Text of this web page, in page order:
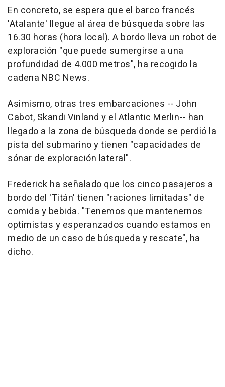
En concreto, se espera que el barco francés
'Atalante' llegue al área de búsqueda sobre las
16.30 horas (hora local). A bordo lleva un robot de
exploración "que puede sumergirse a una
profundidad de 4.000 metros", ha recogido la
cadena NBC News.
Asimismo, otras tres embarcaciones -- John
Cabot, Skandi Vinland y el Atlantic Merlin-- han
llegado a la zona de búsqueda donde se perdió la
pista del submarino y tienen "capacidades de
sónar de exploración lateral".
Frederick ha señalado que los cinco pasajeros a
bordo del 'Titán' tienen "raciones limitadas" de
comida y bebida. "Tenemos que mantenernos
optimistas y esperanzados cuando estamos en
medio de un caso de búsqueda y rescate", ha
dicho.